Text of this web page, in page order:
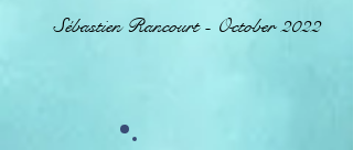
Sébastien Rancourt - October 2022